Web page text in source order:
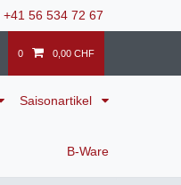
+41 56 534 72 67
0 0,00 CHF
Saisonartikel
B-Ware